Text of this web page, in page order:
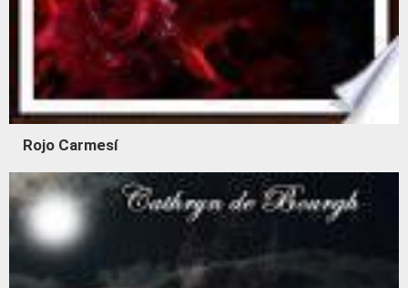
Rojo Carmesí